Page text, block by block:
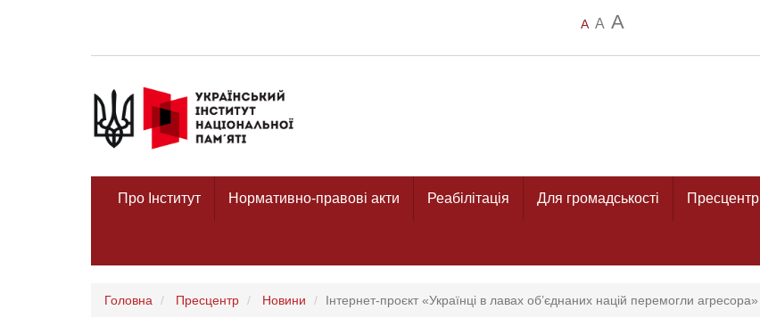
A A A
Про Інститут Нормативно-правові акти Реабілітація Для громадськості Пресцентр
Головна Пресцентр Новини Інтернет-проєкт «Українці в лавах об’єднаних націй перемогли агресора»